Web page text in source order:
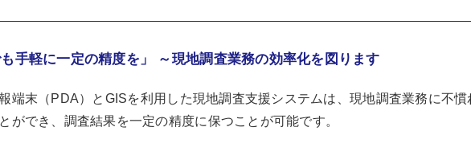
も手軽に一定の精度を」 ～現地調査業務の効率化を図ります
端末（PDA）とGISを利用した現地調査支援システムは、現地調査業務に不
ができ、調査結果を一定の精度に保つことが可能です。